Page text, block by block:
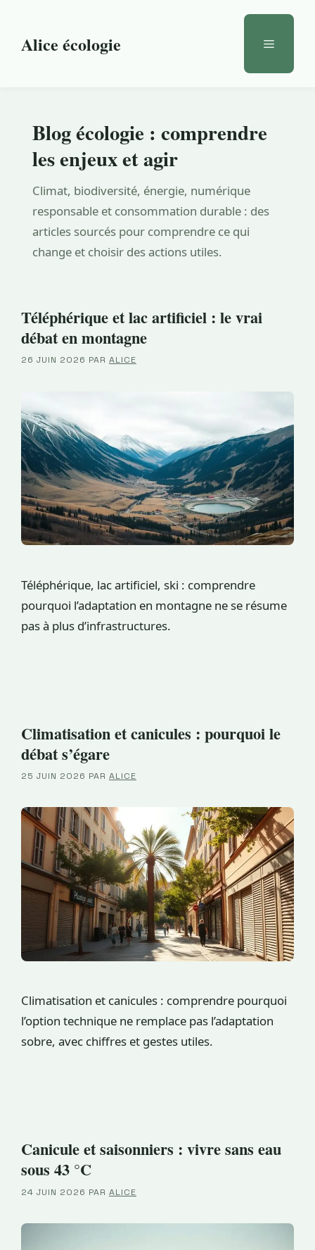
contenuAlice écologie Menu
Blog écologie : comprendre
les enjeux et agir
Climat, biodiversité, énergie, numérique
responsable et consommation durable : des
articles sourcés pour comprendre ce qui
change et choisir des actions utiles.
Téléphérique et lac artificiel : le vrai
débat en montagne
26 JUIN 2026 PAR ALICE
Téléphérique, lac artificiel, ski : comprendre
pourquoi l’adaptation en montagne ne se résume
pas à plus d’infrastructures.
Climatisation et canicules : pourquoi le
débat s’égare
25 JUIN 2026 PAR ALICE
Climatisation et canicules : comprendre pourquoi
l’option technique ne remplace pas l’adaptation
sobre, avec chiffres et gestes utiles.
Canicule et saisonniers : vivre sans eau
sous 43 °C
24 JUIN 2026 PAR ALICE